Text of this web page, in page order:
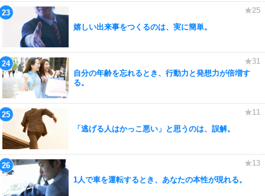
嬉しい出来事をつくるのは、実に簡単。
自分の年齢を忘れるとき、行動力と発想力が倍増す
る。
「逃げる人はかっこ悪い」と思うのは、誤解。
1人で車を運転するとき、あなたの本性が現れる。